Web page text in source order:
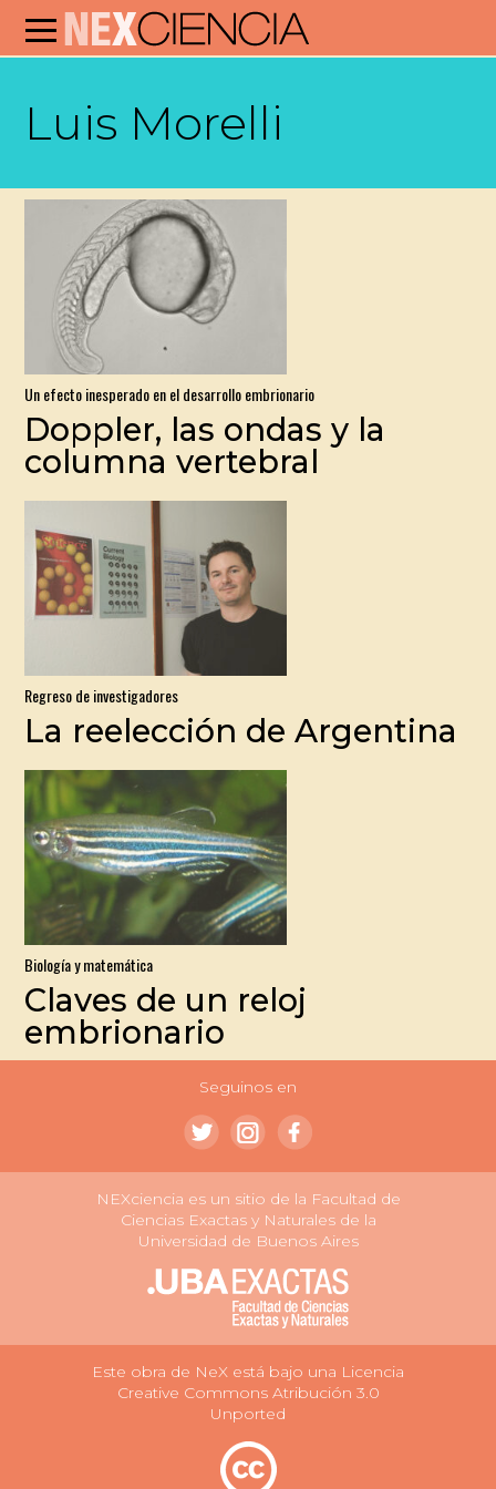
Luis Morelli
Un efecto inesperado en el desarrollo embrionario
Doppler, las ondas y la
columna vertebral
Regreso de investigadores
La reelección de Argentina
Biología y matemática
Claves de un reloj
embrionario
Seguinos en
NEXciencia es un sitio de la Facultad de
Ciencias Exactas y Naturales de la
Universidad de Buenos Aires
Este obra de NeX está bajo una Licencia
Creative Commons Atribución 3.0
Unported